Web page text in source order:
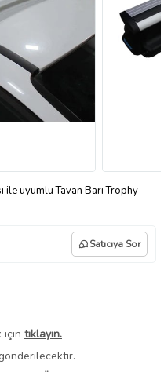
uyumlu Tavan Barı Trophy
Satıcıya Sor
için tıklayın.